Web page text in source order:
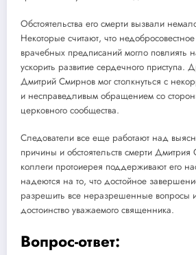
Обстоятельства его смерти вызвали
Некоторые считают, что
врачебных предписаний могло повлиять
ускорить развитие сердечного приступа.
Дмитрий Смирнов мог столкнуться с
и несправедливым обращением со
церковного сообщества.
Следователи все еще работают над
причины и обстоятельств смерти
коллеги протоиерея поддерживают его
надеются на то, что достойное
разрешить все неразрешенные вопросы
достоинство уважаемого священника.
Вопрос-ответ: